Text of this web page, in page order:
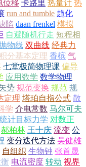
位移 卡路里 热量计 热
run and tumble 趋化
陷 daan frenkel 模拟
自避随机行走 短程相
物线 双曲线 经典力
分基本定理 香槟 气
七堂极简物理课 偏导
应用数学 数学物理
势 规范变换 规范 规
定理 塔珀自指公式 散
学 介电常数 马尔可夫
统计目标力学 对数正
郝柏林 王十庆 流变 公
变分迭代方法 吴健雄
自组织 生物钟 张首晟
电流密度 转动 视界